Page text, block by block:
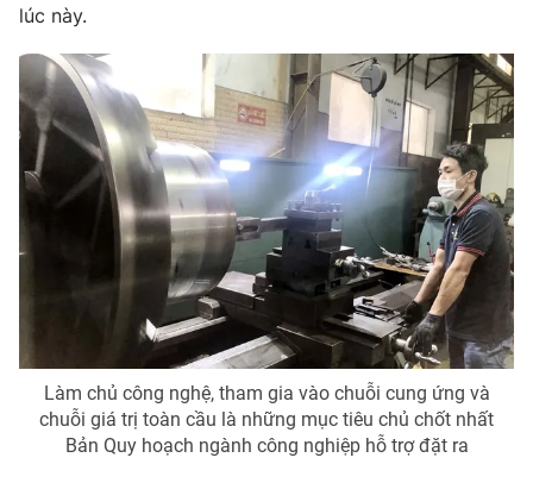
VTV9 VTV8
Liên hệ tòa soạn English
THỜI BÁO VTV
Theo dõi báo trên
Cơ quan chủ quản:Đài Truyền hình Việt Nam
Cơ quan báo chí:Thời báo VTV
Giấy phép hoạt động báo in và báo điện tử số 483/GP-BTTTT
lúc này.
Làm chủ công nghệ, tham gia vào chuỗi cung ứng và
chuỗi giá trị toàn cầu là những mục tiêu chủ chốt nhất
Bản Quy hoạch ngành công nghiệp hỗ trợ đặt ra